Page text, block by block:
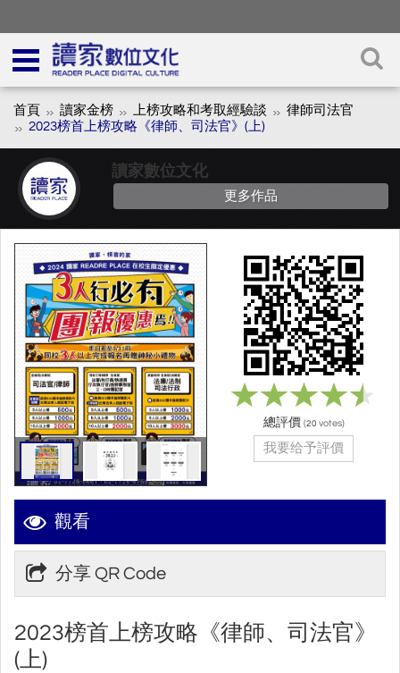
首頁 讀家金榜 上榜攻略和考取經驗談
律師司法官
2023榜首上榜攻略《律師、司法官》(上)
讀家數位文化
更多作品
觀看
分享 QR Code
2023榜首上榜攻略《律師、司法官》
(上)
總評價 (20 votes)
我要给予評價